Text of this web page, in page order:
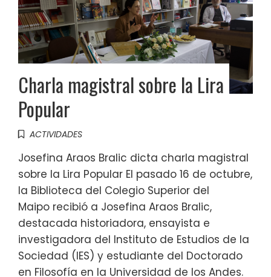
Charla magistral sobre la Lira
Popular
ACTIVIDADES
Josefina Araos Bralic dicta charla magistral
sobre la Lira Popular El pasado 16 de octubre,
la Biblioteca del Colegio Superior del
Maipo recibió a Josefina Araos Bralic,
destacada historiadora, ensayista e
investigadora del Instituto de Estudios de la
Sociedad (IES) y estudiante del Doctorado
en Filosofía en la Universidad de los Andes.